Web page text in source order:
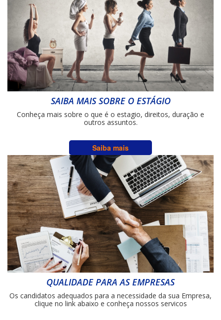
SAIBA MAIS SOBRE O ESTÁGIO
Conheça mais sobre o que é o estagio, direitos, duração e
outros assuntos.
Saiba mais
QUALIDADE PARA AS EMPRESAS
Os candidatos adequados para a necessidade da sua Empresa,
clique no link abaixo e conheça nossos servicos